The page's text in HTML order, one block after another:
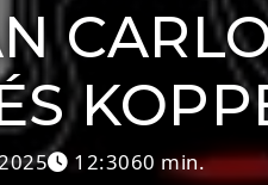
12:3060 min.